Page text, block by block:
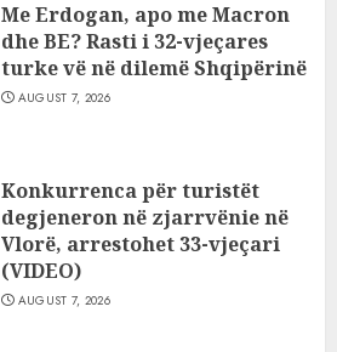
Me Erdogan, apo me Macron
dhe BE? Rasti i 32-vjeçares
turke vë në dilemë Shqipërinë
AUGUST 7, 2026
Konkurrenca për turistët
degjeneron në zjarrvënie në
Vlorë, arrestohet 33-vjeçari
(VIDEO)
AUGUST 7, 2026